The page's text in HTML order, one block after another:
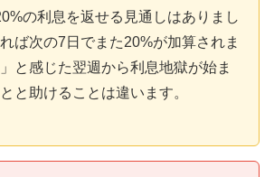
の利息を返せる見通しはありまし
ば次の7日でまた20%が加算されま
と感じた翌週から利息地獄が始ま
と助けることは違います。